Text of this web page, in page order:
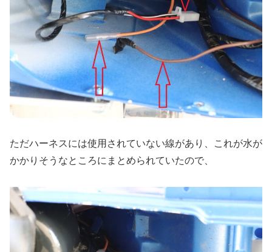
ただハーネスには使用されていない線があり、これが水が
かかりそうなところにまとめられていたので、